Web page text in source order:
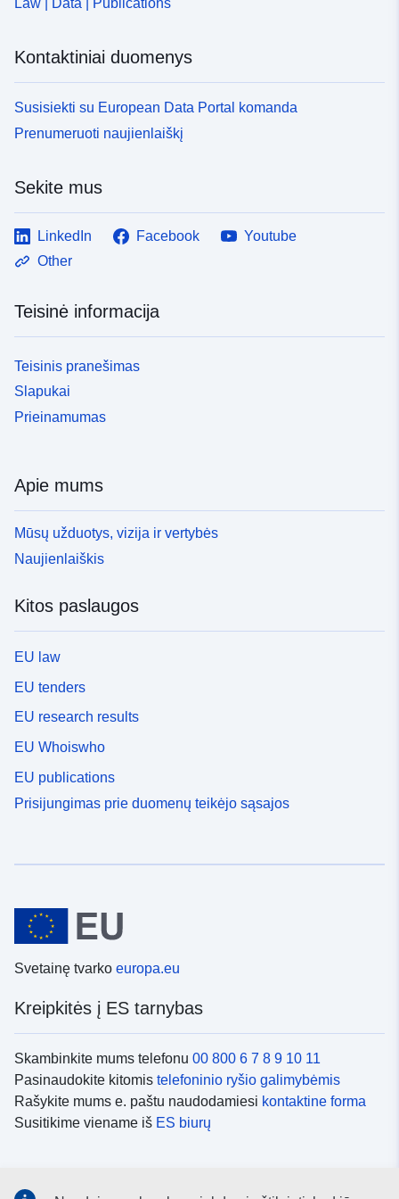
Law | Data | Publications
Kontaktiniai duomenys
Susisiekti su European Data Portal komanda
Prenumeruoti naujienlaiškį
Sekite mus
LinkedIn Facebook
Youtube
Other
Teisinė informacija
Teisinis pranešimas
Slapukai
Prieinamumas
Apie mums
Mūsų užduotys, vizija ir vertybės
Naujienlaiškis
Kitos paslaugos
EU law
EU tenders
EU research results
EU Whoiswho
EU publications
Prisijungimas prie duomenų teikėjo sąsajos
Svetainę tvarko europa.eu
Kreipkitės į ES tarnybas
Skambinkite mums telefonu 00 800 6 7 8 9 10 11
Pasinaudokite kitomis telefoninio ryšio galimybėmis
Rašykite mums e. paštu naudodamiesi kontaktine forma
Susitikime viename iš ES biurų